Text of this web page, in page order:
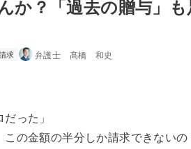
か？「過去の贈与」
求 弁護士 髙橋 和史
った」
の金額の半分しか請求できないの